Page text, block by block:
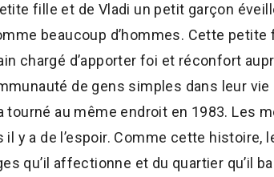
fille et de Vladi un petit garçon
beaucoup d’hommes. Cette
chargé d’apporter foi et réconfort
de gens simples dans leur vie
tourné au même endroit en 1983. Les
il y a de l’espoir. Comme cette
qu’il affectionne et du quartier qu’il